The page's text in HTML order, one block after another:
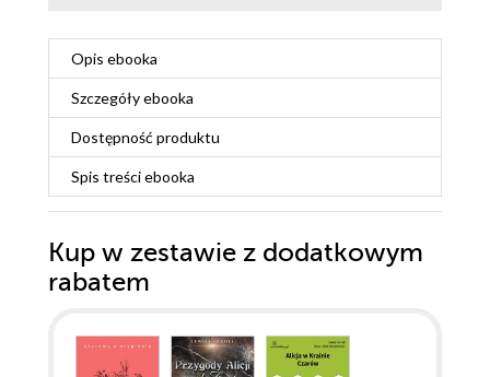
Opis ebooka
Szczegółyebooka
Dostępność produktu
Spis treściebooka
Kup w zestawie z dodatkowym
rabatem